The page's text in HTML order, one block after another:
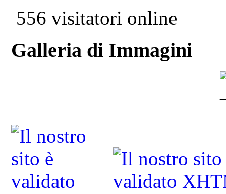
556 visitatori online
Galleria di Immagini